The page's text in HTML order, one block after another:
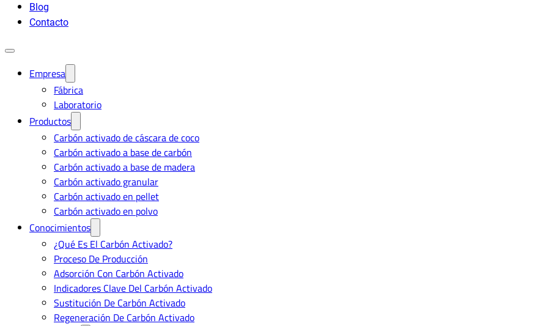
Blog
Contacto
Empresa
Fábrica
Laboratorio
Productos
Carbón activado de cáscara de coco
Carbón activado a base de carbón
Carbón activado a base de madera
Carbón activado granular
Carbón activado en pellet
Carbón activado en polvo
Conocimientos
¿Qué Es El Carbón Activado?
Proceso De Producción
Adsorción Con Carbón Activado
Indicadores Clave Del Carbón Activado
Sustitución De Carbón Activado
Regeneración De Carbón Activado